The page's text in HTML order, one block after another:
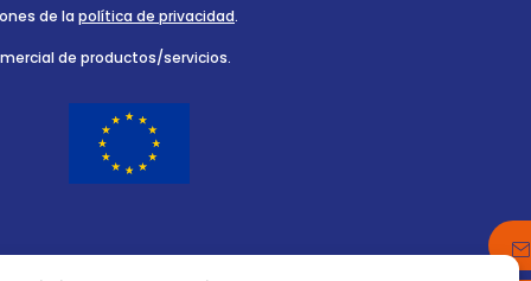
de la política de privacidad.
de productos/servicios.